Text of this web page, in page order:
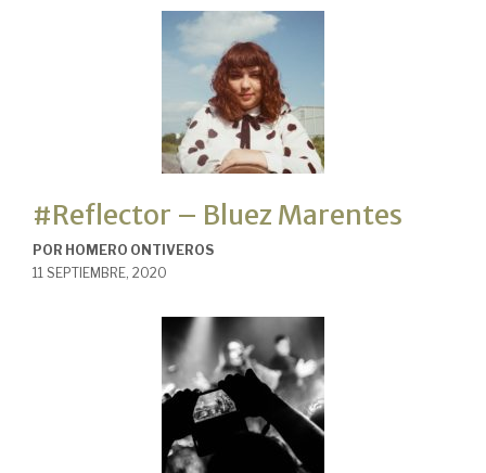
#Reflector – Bluez Marentes
POR HOMERO ONTIVEROS
11 SEPTIEMBRE, 2020